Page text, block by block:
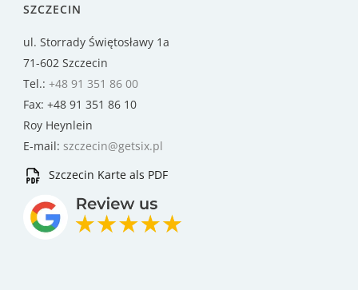
SZCZECIN
ul. Storrady Świętosławy 1a
71-602 Szczecin
Tel.: +48 91 351 86 00
Fax: +48 91 351 86 10
Roy Heynlein
E-mail: szczecin@getsix.pl
Szczecin Karte als PDF